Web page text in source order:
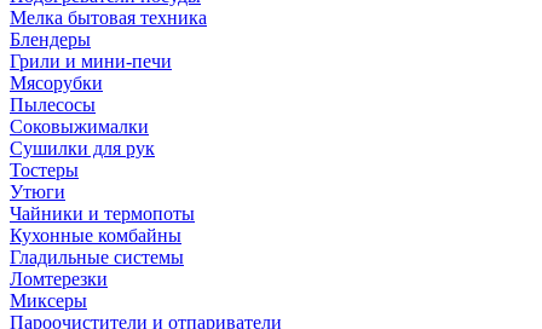
Мелка бытовая техника
Блендеры
Грили и мини-печи
Мясорубки
Пылесосы
Соковыжималки
Сушилки для рук
Тостеры
Утюги
Чайники и термопоты
Кухонные комбайны
Гладильные системы
Ломтерезки
Миксеры
Пароочистители и отпариватели